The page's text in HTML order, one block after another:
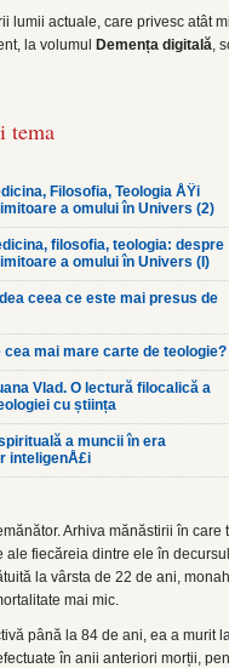
lumii actuale, care privesc atât
la volumul
Demența digitală,
tema
Filosofia, Teologia ÅŸi
a omului în Univers (2)
filosofia, teologia: despre
a omului în Univers (I)
ceea ce este mai presus de
cea mai mare carte de teologie?
Vlad. O lectură filocalică a
cu știința
a muncii în era
inteligenÅ£i
Arhiva mănăstirii în care
fiecăreia dintre ele în decursul
la vârsta de 22 de ani,
mai mic.
până la 84 de ani, ea a murit
în anii anteriori morții,